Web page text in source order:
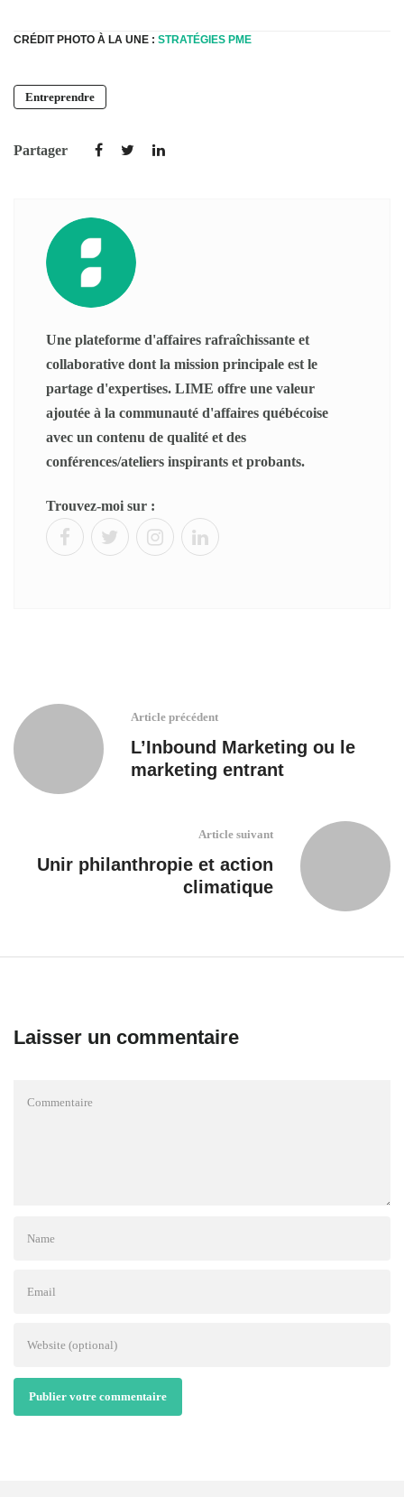
CRÉDIT PHOTO À LA UNE : STRATÉGIES PME
Entreprendre
Partager
Une plateforme d'affaires rafraîchissante et
collaborative dont la mission principale est le
partage d'expertises. LIME offre une valeur
ajoutée à la communauté d'affaires québécoise
avec un contenu de qualité et des
conférences/ateliers inspirants et probants.
Trouvez-moi sur :
Article précédent
L’Inbound Marketing ou le
marketing entrant
Article suivant
Unir philanthropie et action
climatique
Laisser un commentaire
Publier votre commentaire